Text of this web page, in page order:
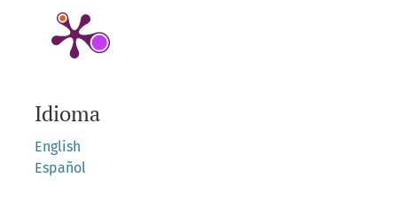
Idioma
English
Español